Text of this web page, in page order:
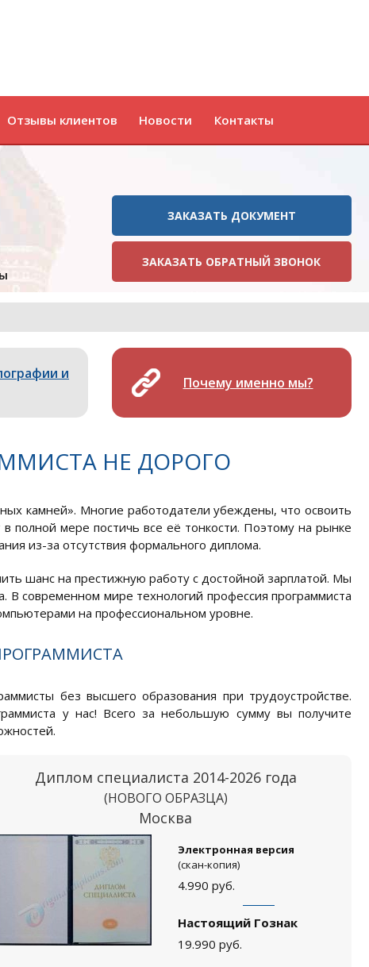
Отзывы клиентов Новости Контакты
ЗАКАЗАТЬ ДОКУМЕНТ
ЗАКАЗАТЬ ОБРАТНЫЙ ЗВОНОК
и
Почему именно мы?
НЕ ДОРОГО
камней». Многие работодатели убеждены, что освоить
полной мере постичь все её тонкости. Поэтому на рынке
из-за отсутствия формального диплома.
шанс на престижную работу с достойной зарплатой. Мы
В современном мире технологий профессия программиста
на профессиональном уровне.
без высшего образования при трудоустройстве.
у нас! Всего за небольшую сумму вы получите
Диплом специалиста 2014-2026 года
(НОВОГО ОБРАЗЦА)
Москва
Электронная версия
(скан-копия)
4.990 руб.
Настоящий Гознак
19.990 руб.